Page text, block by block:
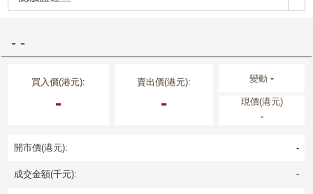
- -
買入價(港元):
-
賣出價(港元):
-
變動-
現價(港元)
-
開市價(港元): -
成交金額(千元): -